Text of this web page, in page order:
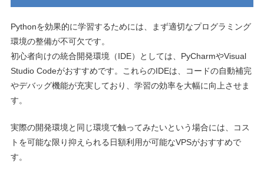
Pythonを効果的に学習するためには、まず適切なプログラミング
環境の整備が不可欠です。
初心者向けの統合開発環境（IDE）としては、PyCharmやVisual
Studio Codeがおすすめです。これらのIDEは、コードの自動補完
やデバッグ機能が充実しており、学習の効率を大幅に向上させま
す。
実際の開発環境と同じ環境で触ってみたいという場合には、コス
トを可能な限り抑えられる日額利用が可能なVPSがおすすめで
す。